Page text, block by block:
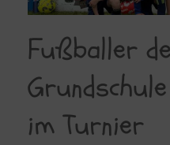
Fußballer
im Turnier